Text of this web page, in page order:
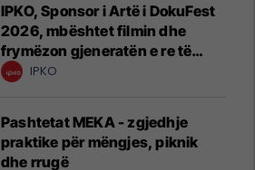
IPKO, Sponsor i Artë i DokuFest
2026, mbështet filmin dhe
frymëzon gjeneratën e re të
krijuesve
IPKO
Pashtetat MEKA - zgjedhje
praktike për mëngjes, piknik
dhe rrugë